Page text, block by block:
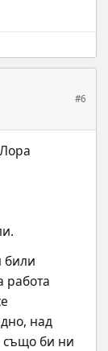
#6
били
работа
над
също би ни